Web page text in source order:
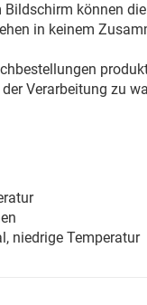
können
in keinem
Verarbeitung zu
niedrige Temperatur